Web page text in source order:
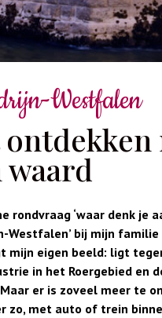
Westfalen
ontdekken
waard
rondvraag ‘waar denk je
Westfalen’ bij mijn familie
mijn eigen beeld: ligt
in het Roergebied en
er is zoveel meer te
zo, met auto of trein